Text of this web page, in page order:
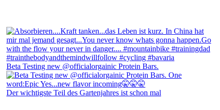
Beta Testing new @officialorgainic Protein Bars.
Der wichtigste Teil des Gartenjahres ist schon mal